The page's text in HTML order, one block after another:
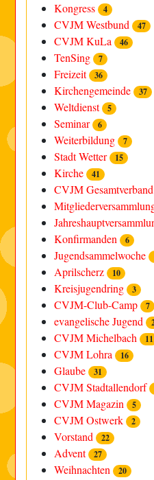
Kongress 4
CVJM Westbund 47
CVJM KuLa 46
TenSing 7
Freizeit 36
Kirchengemeinde 37
Weltdienst 5
Seminar 6
Weiterbildung 7
Stadt Wetter 15
Kirche 41
CVJM Gesamtverband
Konfirmanden 6
Jugendsammelwoche
Aprilscherz 10
Kreisjugendring 3
CVJM-Club-Camp 7
evangelische Jugend
CVJM Michelbach 11
CVJM Lohra 16
Glaube 31
CVJM Stadtallendorf
CVJM Magazin 5
CVJM Ostwerk 2
Vorstand 22
Advent 27
Weihnachten 20